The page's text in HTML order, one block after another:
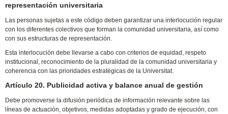
representación universitaria
Las personas sujetas a este código deben garantizar una interlocución regular
con los diferentes colectivos que forman la comunidad universitaria, así como
con sus estructuras de representación.
Esta interlocución debe llevarse a cabo con criterios de equidad, respeto
institucional, reconocimiento de la pluralidad de la comunidad universitaria y
coherencia con las prioridades estratégicas de la Universitat.
Artículo 20. Publicidad activa y balance anual de gestión
Debe promoverse la difusión periódica de información relevante sobre las
líneas de actuación, objetivos, medidas adoptadas y grado de ejecución, con